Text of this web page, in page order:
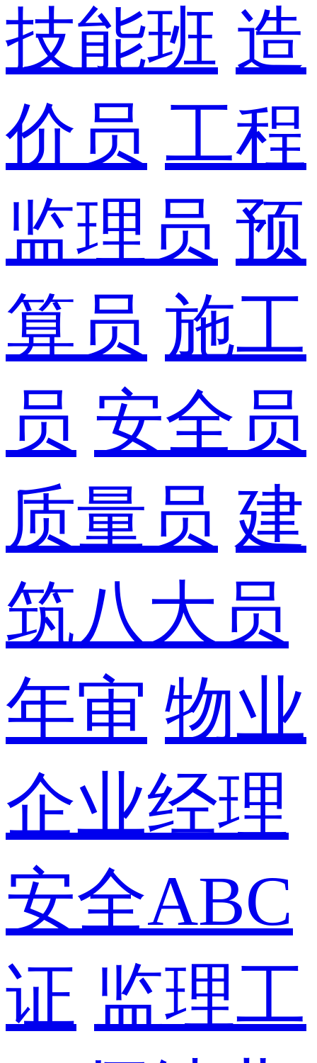
技能班 造
价员 工程
监理员 预
算员 施工
员 安全员
质量员 建
筑八大员
年审 物业
企业经理
安全ABC
证 监理工